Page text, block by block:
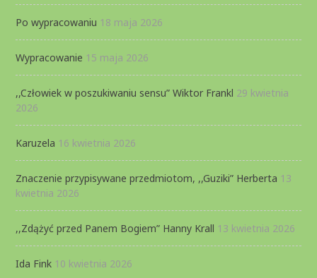
Po wypracowaniu 18 maja 2026
Wypracowanie 15 maja 2026
,,Człowiek w poszukiwaniu sensu” Wiktor Frankl 29 kwietnia
2026
Karuzela 16 kwietnia 2026
Znaczenie przypisywane przedmiotom, ,,Guziki” Herberta 13
kwietnia 2026
,,Zdążyć przed Panem Bogiem” Hanny Krall 13 kwietnia 2026
Ida Fink 10 kwietnia 2026